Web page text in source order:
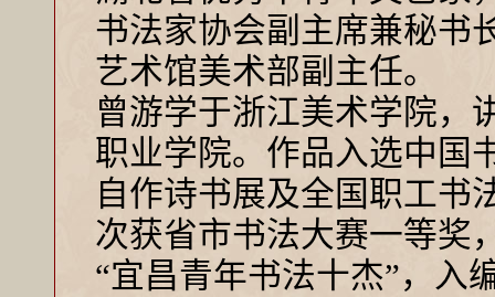
书法家协会副主席兼秘书
艺术馆美术部副主任。
曾游学于浙江美术学院，
职业学院。作品入选中国
自作诗书展及全国职工书
次获省市书法大赛一等奖
“宜昌青年书法十杰”，入